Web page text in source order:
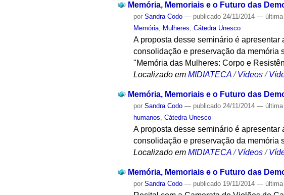
Memória, Memoriais e o Futuro das
porSandra Codo — publicado 24/11/2014—
Memória, Mulheres,Cátedra Unesco
A proposta desse seminário é
consolidação e preservação da memória
"Memória das Mulheres: Corpo e
Localizado em MIDIATECA /Vídeos /
Memória, Memoriais e o Futuro das
porSandra Codo — publicado 24/11/2014—
humanos ,Cátedra Unesco
A proposta desse seminário é
consolidação e preservação da memória
Localizado em MIDIATECA /Vídeos /
Memória, Memoriais e o Futuro das
porSandra Codo — publicado 19/11/2014—